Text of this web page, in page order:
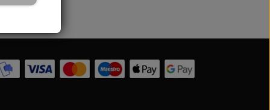
Dexta Serien